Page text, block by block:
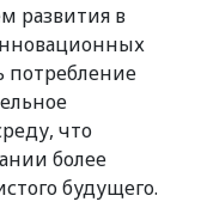
развития в
потребление
что
более
будущего.